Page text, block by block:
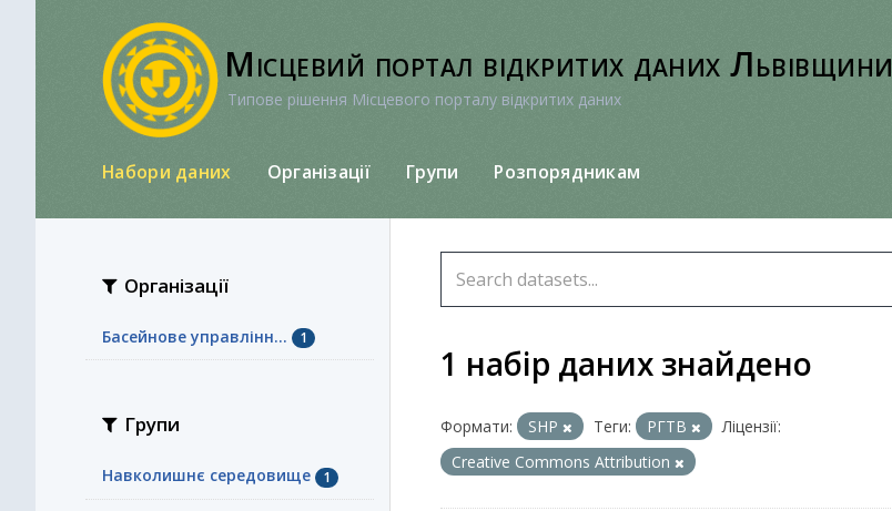
Місцевий портал відкритих даних Львівщини
Типове рішення Місцевого порталу відкритих даних
Набори даних Організації Групи Розпорядникам
Організації
Басейнове управлінн... 1
Групи
Навколишнє середовище 1
1 набір даних знайдено
Формати: SHP Теги: РГТВ
Ліцензії:
Creative Commons Attribution